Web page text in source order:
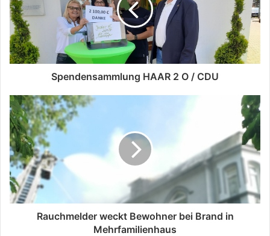
Spendensammlung HAAR 2 O / CDU
Rauchmelder weckt Bewohner bei Brand in
Mehrfamilienhaus